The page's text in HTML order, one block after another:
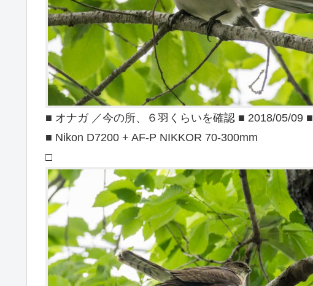
■ オナガ ／今の所、６羽くらいを確認 ■ 2018/05/09
■ Nikon D7200 + AF-P NIKKOR 70-300mm
□